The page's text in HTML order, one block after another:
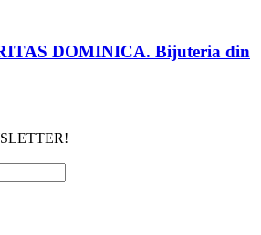
DOMINICA. Bijuteria din